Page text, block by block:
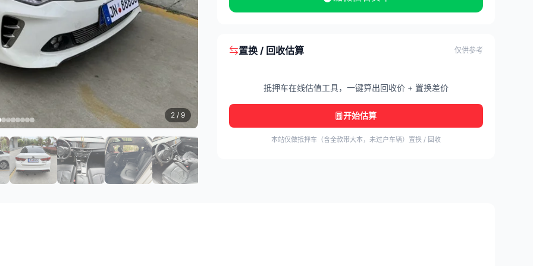
3/ 9
置换 / 回收估算 仅供参考
抵押车在线估值工具，一键算出回收价 + 置换差价
开始估算
本站仅做抵押车（含全款带大本，未过户车辆）置换 / 回收